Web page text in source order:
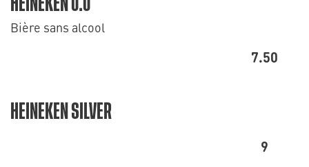
Bière sans alcool
7.50
HEINEKEN SILVER
9